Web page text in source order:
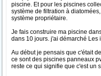
piscine. Et pour les piscines
système de filtration à
système propriétaire.
Je fais construire ma piscine
dans 10 jours. j'ai démarché
Au début je pensais que c'était
ce sont des piscines panneaux
reste ce qui signifie que c'est un